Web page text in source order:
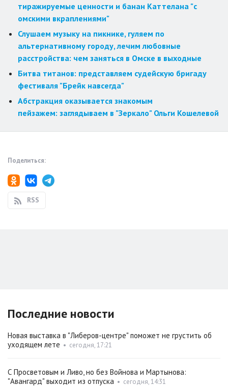
тиражируемые ценности и банан Каттелана "с
омскими вкраплениями"
Слушаем музыку на пикнике, гуляем по
альтернативному городу, лечим любовные
расстройства: чем заняться в Омске в выходные
Битва титанов: представляем судейскую бригаду
фестиваля "Брейк навсегда"
Абстракция оказывается знакомым
пейзажем: заглядываем в "Зеркало" Ольги Кошелевой
Поделиться:
RSS
Последние новости
Новая выставка в "Либеров-центре" поможет не грустить об
уходящем лете • сегодня, 17:21
С Просветовым и Ливо, но без Войнова и Мартынова:
"Авангард" выходит из отпуска • сегодня, 14:31